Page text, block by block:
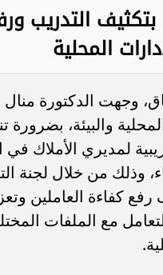
التدريب
المحلية
وجهت الدكتورة
والبيئة، بضرورة
لمديري الأملاك في
وذلك من خلال لجنة
رفع كفاءة العاملين
مع الملفات